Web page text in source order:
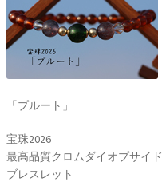
「プルート」
宝珠2026
最高品質クロムダイオプサイド
ブレスレット